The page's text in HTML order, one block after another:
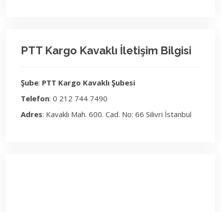
PTT Kargo Kavaklı İletişim Bilgisi
Şube: PTT Kargo Kavaklı Şubesi
Telefon: 0 212 744 7490
Adres: Kavaklı Mah. 600. Cad. No: 66 Silivri İstanbul